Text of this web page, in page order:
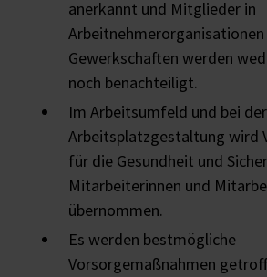
anerkannt und Mitglieder in
Gewerkschaften werden
noch benachteiligt.
Im Arbeitsumfeld und bei der
Arbeitsplatzgestaltung wird
für die Gesundheit und
Mitarbeiterinnen und
übernommen.
Es werden bestmögliche
Vorsorgemaßnahmen